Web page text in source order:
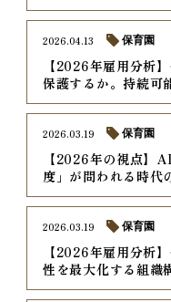
【2026年雇用分析
保護するか。持続可
2026.04.13 保育園
【2026年の視点】
度」が問われる時代
2026.03.19 保育園
【2026年雇用分析
性を最大化する組織
2026.03.19 保育園